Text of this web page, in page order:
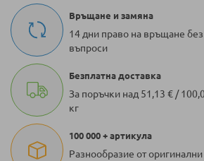
Връщане и замяна
14 дни право на връщане
въпроси
Безплатна доставка
За поръчки над 51,13 € /
кг
100 000 + артикула
Разнообразие от